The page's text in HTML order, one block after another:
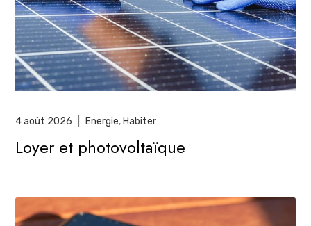
4 août 2026 Energie,Habiter
Loyer et photovoltaïque